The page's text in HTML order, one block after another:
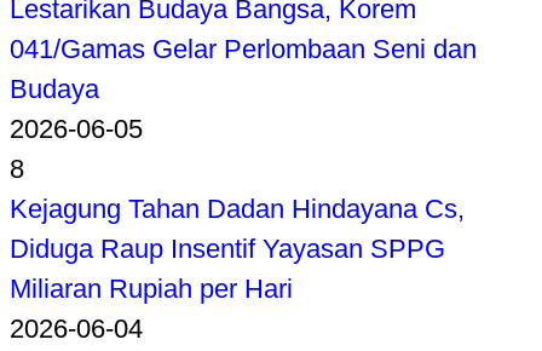
Lestarikan Budaya Bangsa, Korem
041/Gamas Gelar Perlombaan Seni dan
Budaya
2026-06-05
8
Kejagung Tahan Dadan Hindayana Cs,
Diduga Raup Insentif Yayasan SPPG
Miliaran Rupiah per Hari
2026-06-04